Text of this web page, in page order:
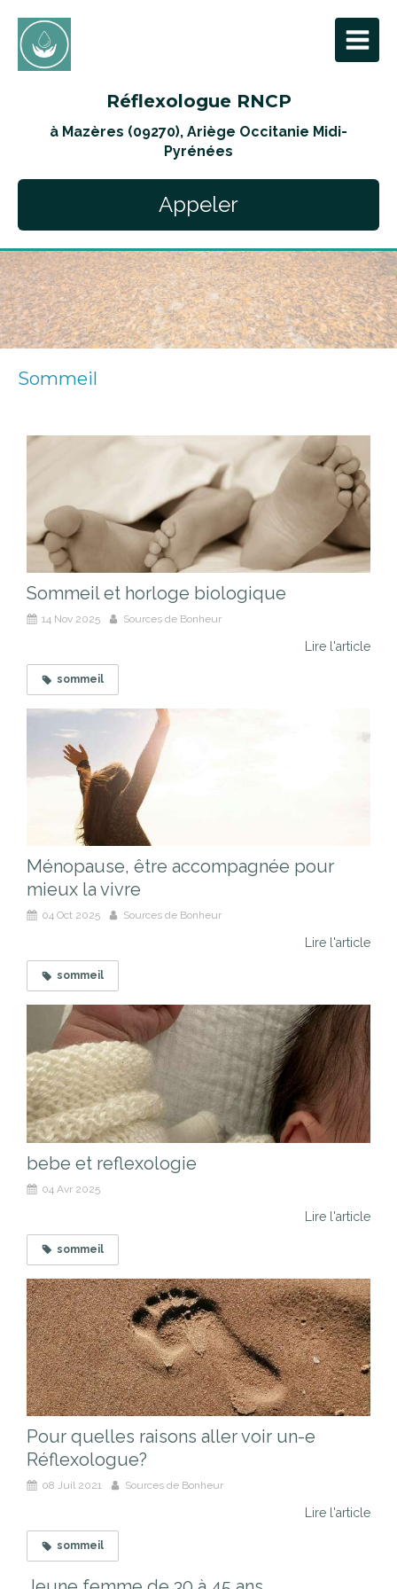
Réflexologue RNCP
à Mazères (09270), Ariège Occitanie Midi-
Pyrénées
Appeler
Sommeil
Sommeil et horloge biologique
14 Nov 2025 Sources de Bonheur
Lire l'article
sommeil
Ménopause, être accompagnée pour
mieux la vivre
04 Oct 2025 Sources de Bonheur
Lire l'article
sommeil
bebe et reflexologie
04 Avr 2025
Lire l'article
sommeil
Pour quelles raisons aller voir un-e
Réflexologue?
08 Juil 2021 Sources de Bonheur
Lire l'article
sommeil